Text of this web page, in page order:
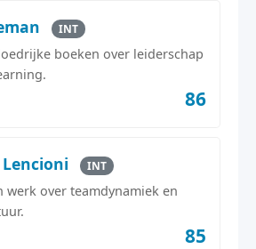
INT
boeken over leiderschap
86
INT
werk over teamdynamiek en
85